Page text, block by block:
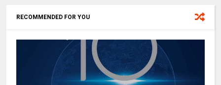
RECOMMENDED FOR YOU